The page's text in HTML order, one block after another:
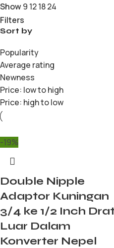
Show9 121824
Filters
Sort by
Popularity
Average rating
Newness
Price: low to high
Price: high to low
-19%
Double Nipple
Adaptor Kuningan
3/4 ke 1/2 Inch
Luar Dalam
Konverter Nepel